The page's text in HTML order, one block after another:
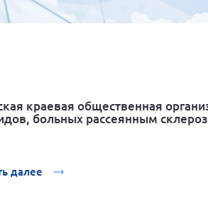
краевая общественная
больных рассеянным
далее